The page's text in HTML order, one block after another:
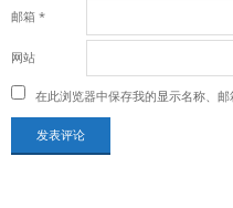
邮箱 *
网站
在此浏览器中保存我的显示名称、